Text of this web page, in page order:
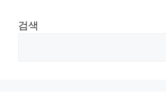
검색